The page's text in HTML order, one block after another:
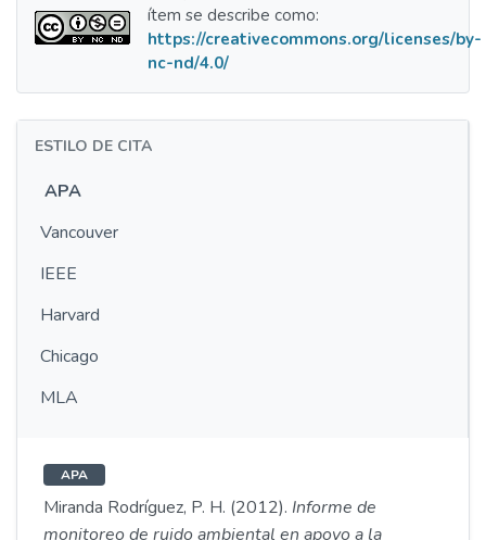
ítem se describe como:
https://creativecommons.org/licenses/by-
nc-nd/4.0/
ESTILO DE CITA
APA
Vancouver
IEEE
Harvard
Chicago
MLA
APA
Miranda Rodríguez, P. H. (2012). Informe de
monitoreo de ruido ambiental en apoyo a la